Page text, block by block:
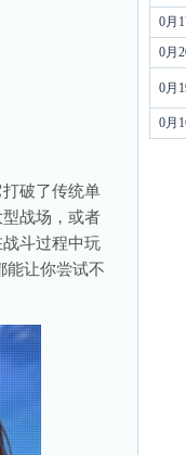
破了传统单
战场，或者
斗过程中玩
能让你尝试不
0月
0月
0月
0月